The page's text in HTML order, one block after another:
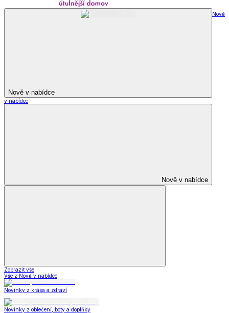
Nově v nabídce
Nově
v nabídce
Nově v nabídce
Zobrazit vše
Vše z Nově v nabídce
Novinky z krása a zdraví
Novinky z oblečení, boty a doplňky